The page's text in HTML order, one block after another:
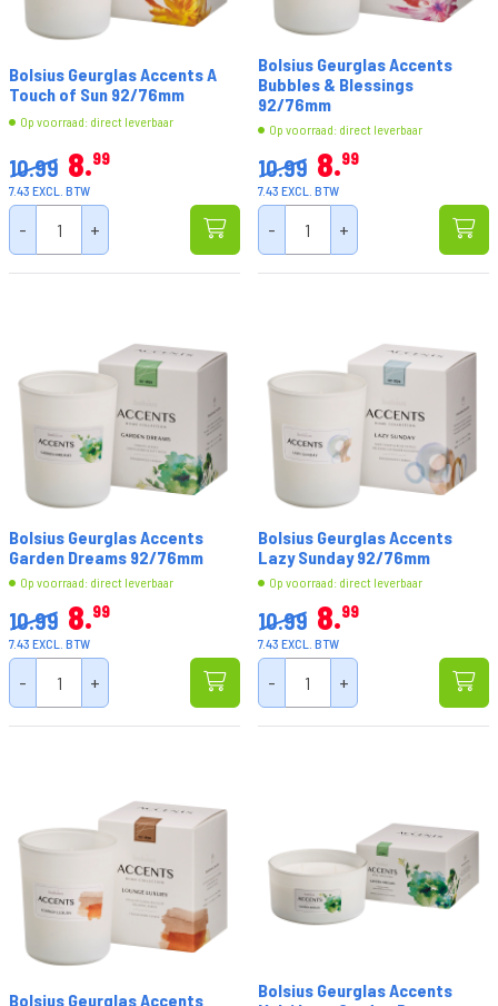
Bolsius Geurglas Accents A
Touch of Sun 92/76mm
Op voorraad: direct leverbaar
10.99 8 99
7.43 EXCL. BTW
- +
Bolsius Geurglas Accents
Bubbles & Blessings
92/76mm
Op voorraad: direct leverbaar
10.99 8 99
7.43 EXCL. BTW
- +
Bolsius Geurglas Accents
Garden Dreams 92/76mm
Op voorraad: direct leverbaar
10.99 8 99
7.43 EXCL. BTW
- +
Bolsius Geurglas Accents
Lazy Sunday 92/76mm
Op voorraad: direct leverbaar
10.99 8 99
7.43 EXCL. BTW
- +
Bolsius Geurglas Accents
Bolsius Geurglas Accents